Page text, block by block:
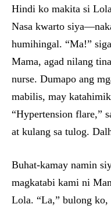
Hindi ko makita si
Nasa kwarto
humihingal. “Ma!”
Mama, agad nilang
nurse. Dumapo ang
mabilis, may
“Hypertension flare,”
at kulang sa tulog.
Buhat-kamay namin
magkatabi kami ni
Lola. “La,” bulong ko,